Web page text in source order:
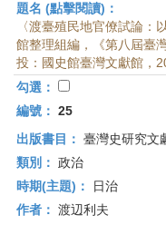
題名 (點擊閱讀)：
〈渡臺殖民地官僚試論：
館整理組編，《第八屆臺
投：國史館臺灣文獻館，
勾選：
編號： 25
出版書目： 臺灣史研究文
類別： 政治
時期(主題)：
日治
作者： 渡辺利夫